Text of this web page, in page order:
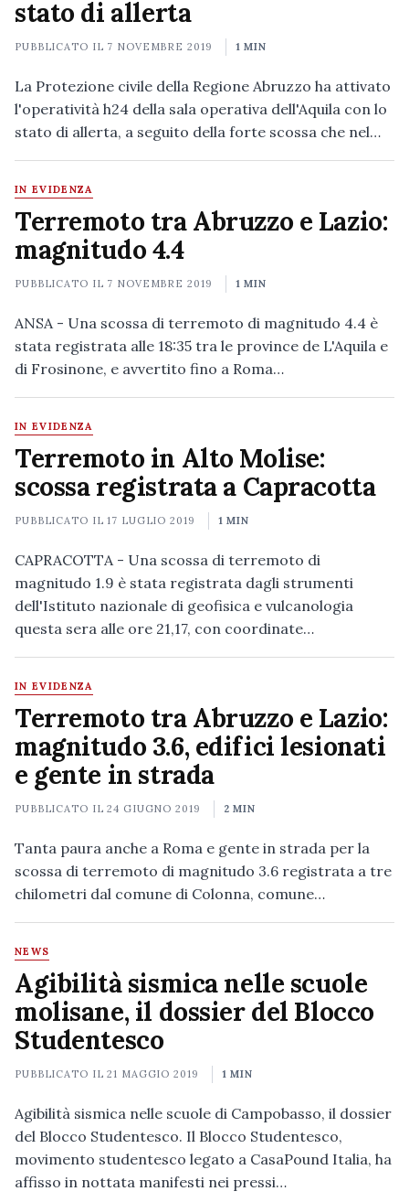
stato di allerta
PUBBLICATO IL 7 NOVEMBRE 2019 1 MIN
La Protezione civile della Regione Abruzzo ha attivato
l'operatività h24 della sala operativa dell'Aquila con lo
stato di allerta, a seguito della forte scossa che nel…
IN EVIDENZA
Terremoto tra Abruzzo e Lazio:
magnitudo 4.4
PUBBLICATO IL 7 NOVEMBRE 2019 1 MIN
ANSA - Una scossa di terremoto di magnitudo 4.4 è
stata registrata alle 18:35 tra le province de L'Aquila e
di Frosinone, e avvertito fino a Roma…
IN EVIDENZA
Terremoto in Alto Molise:
scossa registrata a Capracotta
PUBBLICATO IL17 LUGLIO 2019 1 MIN
CAPRACOTTA - Una scossa di terremoto di
magnitudo 1.9 è stata registrata dagli strumenti
dell'Istituto nazionale di geofisica e vulcanologia
questa sera alle ore 21,17, con coordinate…
IN EVIDENZA
Terremoto tra Abruzzo e Lazio:
magnitudo 3.6, edifici lesionati
e gente in strada
PUBBLICATO IL24 GIUGNO 2019 2 MIN
Tanta paura anche a Roma e gente in strada per la
scossa di terremoto di magnitudo 3.6 registrata a tre
chilometri dal comune di Colonna, comune…
NEWS
Agibilità sismica nelle scuole
molisane, il dossier del Blocco
Studentesco
PUBBLICATO IL21 MAGGIO 2019 1 MIN
Agibilità sismica nelle scuole di Campobasso, il dossier
del Blocco Studentesco. Il Blocco Studentesco,
movimento studentesco legato a CasaPound Italia, ha
affisso in nottata manifesti nei pressi…